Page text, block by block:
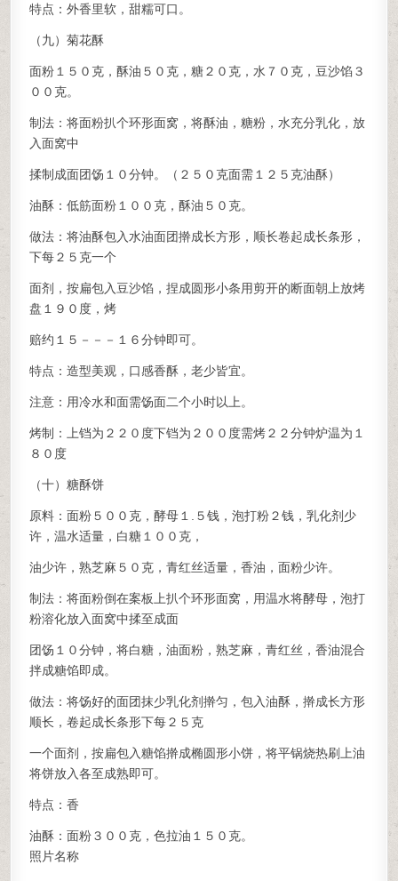
特点：外香里软，甜糯可口。
（九）菊花酥
面粉１５０克，酥油５０克，糖２０克，水７０克，豆沙馅３
００克。
制法：将面粉扒个环形面窝，将酥油，糖粉，水充分乳化，放
入面窝中
揉制成面团饧１０分钟。（２５０克面需１２５克油酥）
油酥：低筋面粉１００克，酥油５０克。
做法：将油酥包入水油面团擀成长方形，顺长卷起成长条形，
下每２５克一个
面剂，按扁包入豆沙馅，捏成圆形小条用剪开的断面朝上放烤
盘１９０度，烤
赔约１５－－－１６分钟即可。
特点：造型美观，口感香酥，老少皆宜。
注意：用冷水和面需饧面二个小时以上。
烤制：上铛为２２０度下铛为２００度需烤２２分钟炉温为１
８０度
（十）糖酥饼
原料：面粉５００克，酵母１.５钱，泡打粉２钱，乳化剂少
许，温水适量，白糖１００克，
油少许，熟芝麻５０克，青红丝适量，香油，面粉少许。
制法：将面粉倒在案板上扒个环形面窝，用温水将酵母，泡打
粉溶化放入面窝中揉至成面
团饧１０分钟，将白糖，油面粉，熟芝麻，青红丝，香油混合
拌成糖馅即成。
做法：将饧好的面团抹少乳化剂擀匀，包入油酥，擀成长方形
顺长，卷起成长条形下每２５克
一个面剂，按扁包入糖馅擀成椭圆形小饼，将平锅烧热刷上油
将饼放入各至成熟即可。
特点：香
油酥：面粉３００克，色拉油１５０克。
照片名称